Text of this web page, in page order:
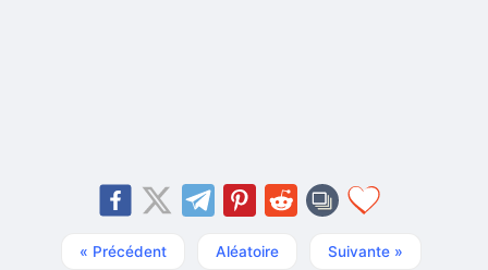
« Précédent Aléatoire Suivante »